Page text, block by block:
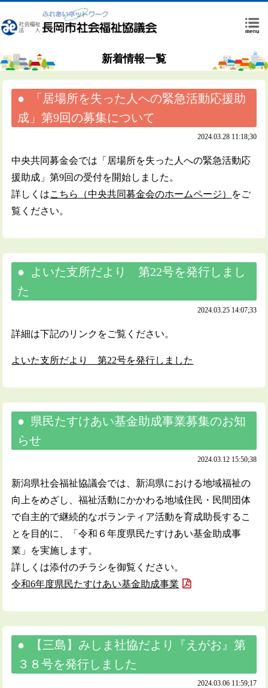
新着情報一覧
「居場所を失った人への緊急活動応援助
成」第9回の募集について
2024.03.28 11:18;30
中央共同募金会では「居場所を失った人への緊急活動応
援助成」第9回の受付を開始しました。
詳しくはこちら（中央共同募金会のホームページ） をご
覧ください。
よいた支所だより 第22号を発行しまし
た
2024.03.25 14:07;33
詳細は下記のリンクをご覧ください。
よいた支所だより 第22号を発行しました
県民たすけあい基金助成事業募集のお知
らせ
2024.03.12 15:50;38
新潟県社会福祉協議会では、新潟県における地域福祉の
向上をめざし、福祉活動にかかわる地域住民・民間団体
で自主的で継続的なボランティア活動を育成助長するこ
とを目的に、「令和６年度県民たすけあい基金助成事
業」を実施します。
詳しくは添付のチラシを御覧ください。
令和6年度県民たすけあい基金助成事業
【三島】みしま社協だより『えがお』第
３８号を発行しました
2024.03.06 11:59;17